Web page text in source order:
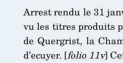
Arrest rendu le 31
vu les titres produits
de Quergrist, la
d’ecuyer. [folio 11v]